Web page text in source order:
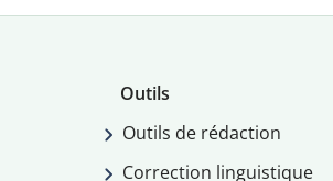
Outils
Outils de rédaction
Correction linguistique